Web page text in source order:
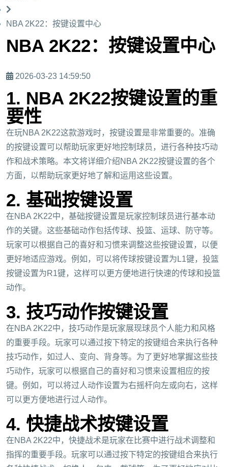
NBA 2K22：按键设置中心
NBA 2K22：按键设置中心
2026-03-23 14:59:50
1. NBA 2K22按键设置的重
要性
在玩NBA 2K22这款游戏时，按键设置是非常重要的。准确
的按键设置可以帮助玩家更好地控制球员，进行各种技巧动
作和战术策略。本文将详细介绍NBA 2K22按键设置的各个
方面，以帮助玩家更好地了解和运用这些设置。
2. 基础按键设置
在NBA 2K22中，基础按键设置是玩家控制球员进行基本动
作的关键。这些基础动作包括传球、投篮、运球、防守等。
玩家可以根据自己的喜好和习惯来调整这些按键设置，以便
更好地适应游戏。例如，可以将传球按键设置为L1键，投篮
按键设置为R1键，这样可以更方便地进行快速的传球和投篮
动作。
3. 技巧动作按键设置
在NBA 2K22中，技巧动作是玩家展现球员个人能力和风格
的重要手段。玩家可以通过按下特定的按键组合来执行各种
技巧动作，如过人、变向、背身等。为了更好地掌握这些技
巧动作，玩家可以根据自己的喜好和习惯来设置相应的按
键。例如，可以将过人动作设置为右摇杆向左或向右，这样
可以更方便地进行过人动作。
4. 快捷战术按键设置
在NBA 2K22中，快捷战术是玩家在比赛中进行战术调整和
指挥的重要手段。玩家可以通过按下特定的按键组合来执行